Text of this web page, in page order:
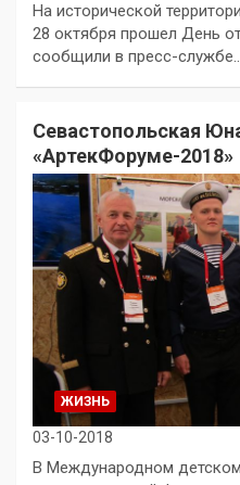
На исторической
28 октября прошел День
сообщили в пресс-
Севастопольская
«АртекФоруме-2018»
ЖИЗНЬ
03-10-2018
В Международном